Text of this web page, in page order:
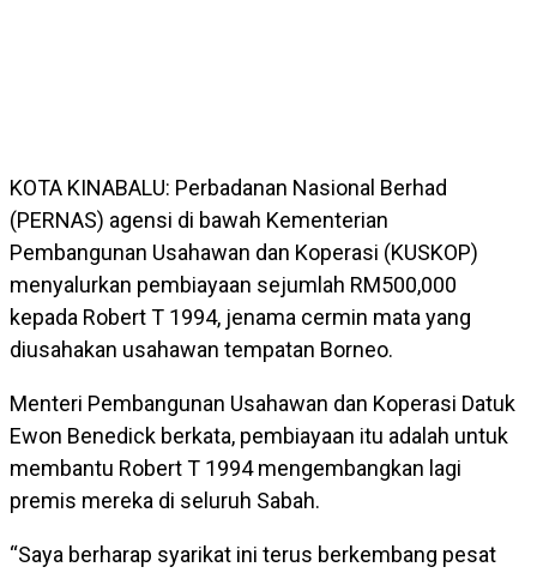
KOTA KINABALU: Perbadanan Nasional Berhad
(PERNAS) agensi di bawah Kementerian
Pembangunan Usahawan dan Koperasi (KUSKOP)
menyalurkan pembiayaan sejumlah RM500,000
kepada Robert T 1994, jenama cermin mata yang
diusahakan usahawan tempatan Borneo.
Menteri Pembangunan Usahawan dan Koperasi Datuk
Ewon Benedick berkata, pembiayaan itu adalah untuk
membantu Robert T 1994 mengembangkan lagi
premis mereka di seluruh Sabah.
“Saya berharap syarikat ini terus berkembang pesat